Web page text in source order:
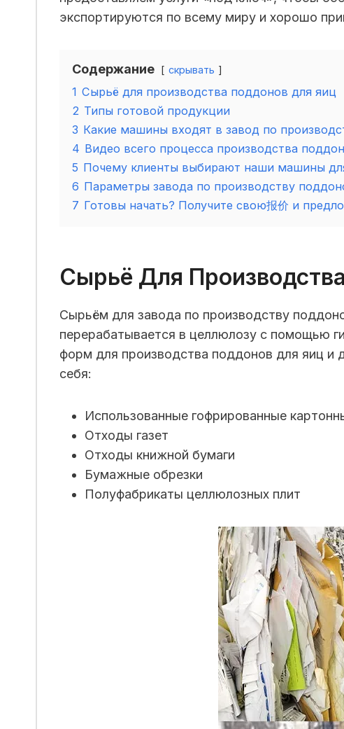
экспортируются по всему миру и хорошо
Содержание скрывать
1 Сырьё для производства поддонов для яиц
2 Типы готовой продукции
3 Какие машины входят в завод по
4 Видео всего процесса производства
5 Почему клиенты выбирают наши машины
6 Параметры завода по производству
7 Готовы начать? Получите свою报价 и
Сырьё Для
Сырьём для завода по производству
перерабатывается в целлюлозу с помощью
форм для производства поддонов для яиц и
себя:
Использованные гофрированные
Отходы газет
Отходы книжной бумаги
Бумажные обрезки
Полуфабрикаты целлюлозных плит